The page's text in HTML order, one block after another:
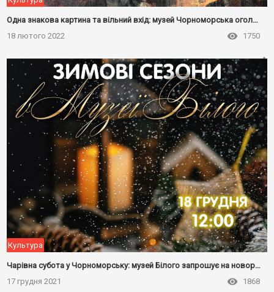
Одна знакова картина та вільний вхід: музей Чорноморська оголосив День пам'яті
18 лютого 2022
1750
Культура
Чарівна субота у Чорноморську: музей Білого запрошує на новорічну ялинку
17 грудня 2021
1868